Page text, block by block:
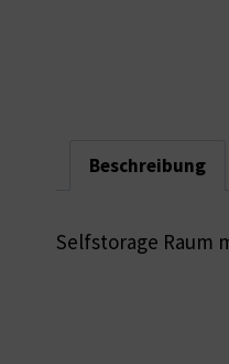
Beschreibung
Selfstorage Raum